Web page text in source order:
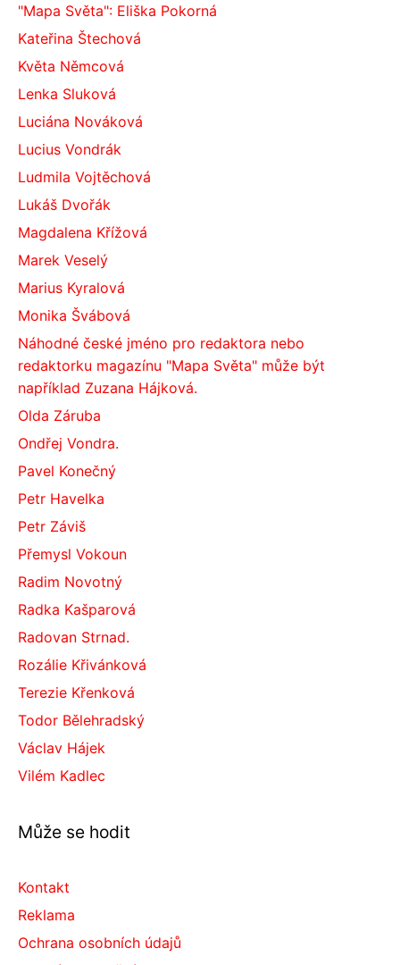
"Mapa Světa": Eliška Pokorná
Kateřina Štechová
Květa Němcová
Lenka Sluková
Luciána Nováková
Lucius Vondrák
Ludmila Vojtěchová
Lukáš Dvořák
Magdalena Křížová
Marek Veselý
Marius Kyralová
Monika Švábová
Náhodné české jméno pro redaktora nebo
redaktorku magazínu "Mapa Světa" může být
například Zuzana Hájková.
Olda Záruba
Ondřej Vondra.
Pavel Konečný
Petr Havelka
Petr Záviš
Přemysl Vokoun
Radim Novotný
Radka Kašparová
Radovan Strnad.
Rozálie Křivánková
Terezie Křenková
Todor Bělehradský
Václav Hájek
Vilém Kadlec
Může se hodit
Kontakt
Reklama
Ochrana osobních údajů